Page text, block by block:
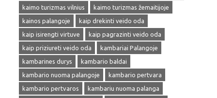
kaimo turizmas vilnius
kaimo turizmas žemaitijoje
kainos palangoje
kaip drekinti veido oda
kaip isirengti virtuve
kaip pagrazinti veido oda
kaip priziureti veido oda
kambariai Palangoje
kambarines durys
kambario baldai
kambario nuoma palangoje
kambario pertvara
kambario pertvaros
kambariu nuoma palanga